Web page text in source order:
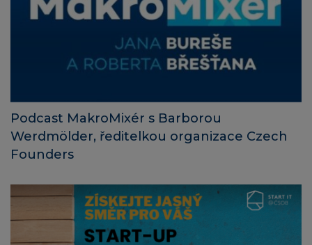
Podcast MakroMixér s Barborou
Werdmölder, ředitelkou organizace Czech
Founders